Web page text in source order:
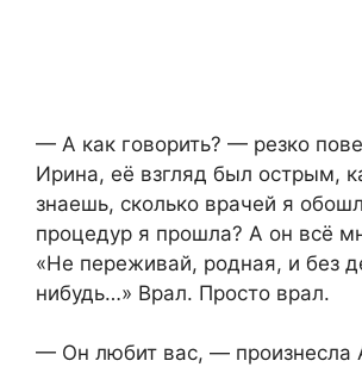
— А как говорить? — резко
Ирина, её взгляд был острым,
знаешь, сколько врачей я
процедур я прошла? А он всё
«Не переживай, родная, и без
нибудь…» Врал. Просто врал.
— Он любит вас, — произнесла